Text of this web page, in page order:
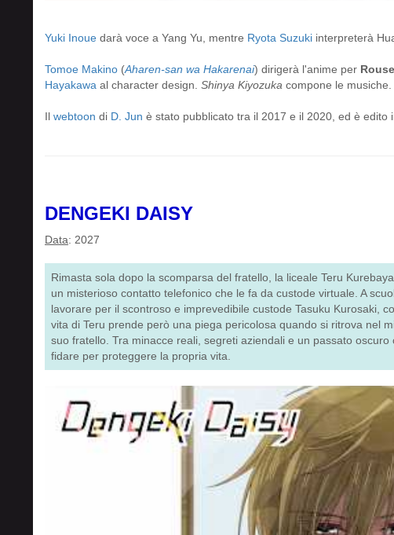
Yuki Inoue darà voce a Yang Yu, mentre Ryota Suzuki interpreterà
Tomoe Makino (Aharen-san wa Hakarenai) dirigerà l'anime per
Hayakawa al character design. Shinya Kiyozuka compone le musiche.
Il webtoon di D. Jun è stato pubblicato tra il 2017 e il 2020, ed è edito
DENGEKI DAISY
Data: 2027
Rimasta sola dopo la scomparsa del fratello, la liceale Teru
un misterioso contatto telefonico che le fa da custode virtuale. A
lavorare per il scontroso e imprevedibile custode Tasuku Kurosaki,
vita di Teru prende però una piega pericolosa quando si ritrova nel
suo fratello. Tra minacce reali, segreti aziendali e un passato
fidare per proteggere la propria vita.